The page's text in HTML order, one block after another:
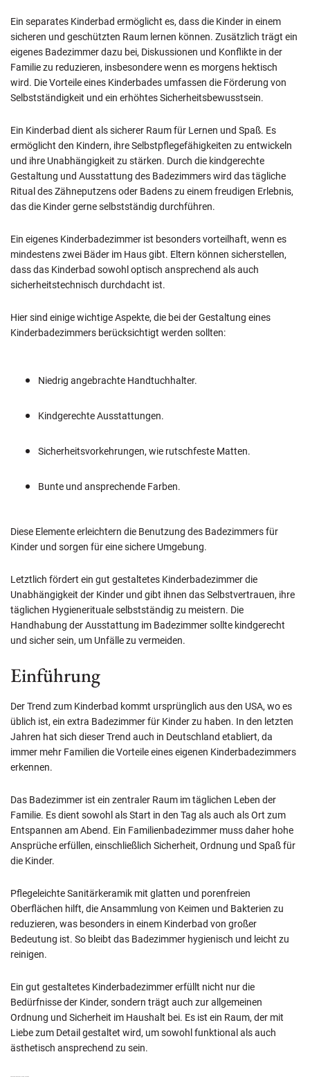
Ein separates Kinderbad ermöglicht es, dass die Kinder in einem
sicheren und geschützten Raum lernen können. Zusätzlich trägt ein
eigenes Badezimmer dazu bei, Diskussionen und Konflikte in der
Familie zu reduzieren, insbesondere wenn es morgens hektisch
wird. Die Vorteile eines Kinderbades umfassen die Förderung von
Selbstständigkeit und ein erhöhtes Sicherheitsbewusstsein.
Ein Kinderbad dient als sicherer Raum für Lernen und Spaß. Es
ermöglicht den Kindern, ihre Selbstpflegefähigkeiten zu entwickeln
und ihre Unabhängigkeit zu stärken. Durch die kindgerechte
Gestaltung und Ausstattung des Badezimmers wird das tägliche
Ritual des Zähneputzens oder Badens zu einem freudigen Erlebnis,
das die Kinder gerne selbstständig durchführen.
Ein eigenes Kinderbadezimmer ist besonders vorteilhaft, wenn es
mindestens zwei Bäder im Haus gibt. Eltern können sicherstellen,
dass das Kinderbad sowohl optisch ansprechend als auch
sicherheitstechnisch durchdacht ist.
Hier sind einige wichtige Aspekte, die bei der Gestaltung eines
Kinderbadezimmers berücksichtigt werden sollten:
Niedrig angebrachte Handtuchhalter.
Kindgerechte Ausstattungen.
Sicherheitsvorkehrungen, wie rutschfeste Matten.
Bunte und ansprechende Farben.
Diese Elemente erleichtern die Benutzung des Badezimmers für
Kinder und sorgen für eine sichere Umgebung.
Letztlich fördert ein gut gestaltetes Kinderbadezimmer die
Unabhängigkeit der Kinder und gibt ihnen das Selbstvertrauen, ihre
täglichen Hygienerituale selbstständig zu meistern. Die
Handhabung der Ausstattung im Badezimmer sollte kindgerecht
und sicher sein, um Unfälle zu vermeiden.
Einführung
Der Trend zum Kinderbad kommt ursprünglich aus den USA, wo es
üblich ist, ein extra Badezimmer für Kinder zu haben. In den letzten
Jahren hat sich dieser Trend auch in Deutschland etabliert, da
immer mehr Familien die Vorteile eines eigenen Kinderbadezimmers
erkennen.
Das Badezimmer ist ein zentraler Raum im täglichen Leben der
Familie. Es dient sowohl als Start in den Tag als auch als Ort zum
Entspannen am Abend. Ein Familienbadezimmer muss daher hohe
Ansprüche erfüllen, einschließlich Sicherheit, Ordnung und Spaß für
die Kinder.
Pflegeleichte Sanitärkeramik mit glatten und porenfreien
Oberflächen hilft, die Ansammlung von Keimen und Bakterien zu
reduzieren, was besonders in einem Kinderbad von großer
Bedeutung ist. So bleibt das Badezimmer hygienisch und leicht zu
reinigen.
Ein gut gestaltetes Kinderbadezimmer erfüllt nicht nur die
Bedürfnisse der Kinder, sondern trägt auch zur allgemeinen
Ordnung und Sicherheit im Haushalt bei. Es ist ein Raum, der mit
Liebe zum Detail gestaltet wird, um sowohl funktional als auch
ästhetisch ansprechend zu sein.